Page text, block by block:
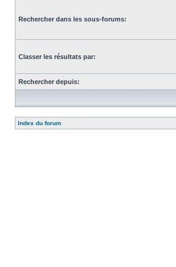
Rechercher dans les sous-forums:
Classer les résultats par:
Rechercher depuis:
Index du forum